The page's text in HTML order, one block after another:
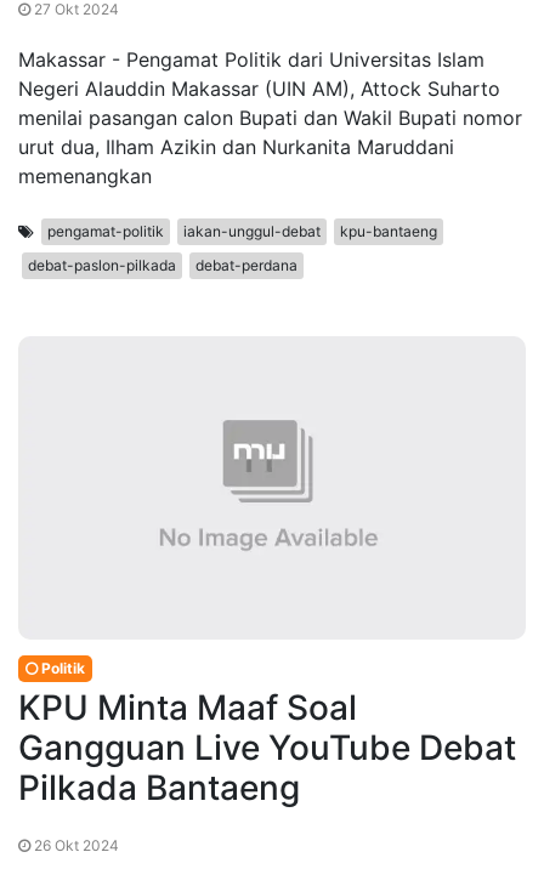
27 Okt 2024
Makassar - Pengamat Politik dari Universitas Islam
Negeri Alauddin Makassar (UIN AM), Attock Suharto
menilai pasangan calon Bupati dan Wakil Bupati nomor
urut dua, Ilham Azikin dan Nurkanita Maruddani
memenangkan
pengamat-politik iakan-unggul-debat
kpu-bantaeng
debat-paslon-pilkada
debat-perdana
Politik
KPU Minta Maaf Soal
Gangguan Live YouTube Debat
Pilkada Bantaeng
26 Okt 2024